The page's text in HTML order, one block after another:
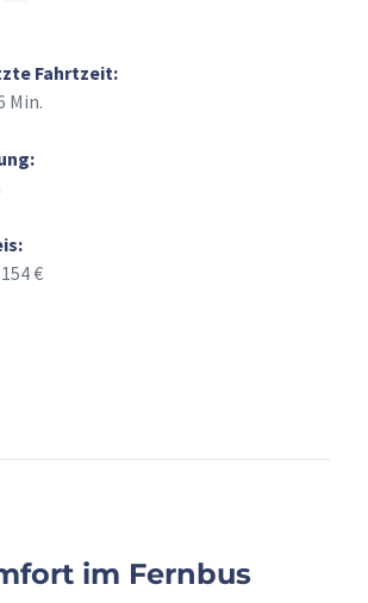
Fahrtzeit:
Min.
€
im Fernbus